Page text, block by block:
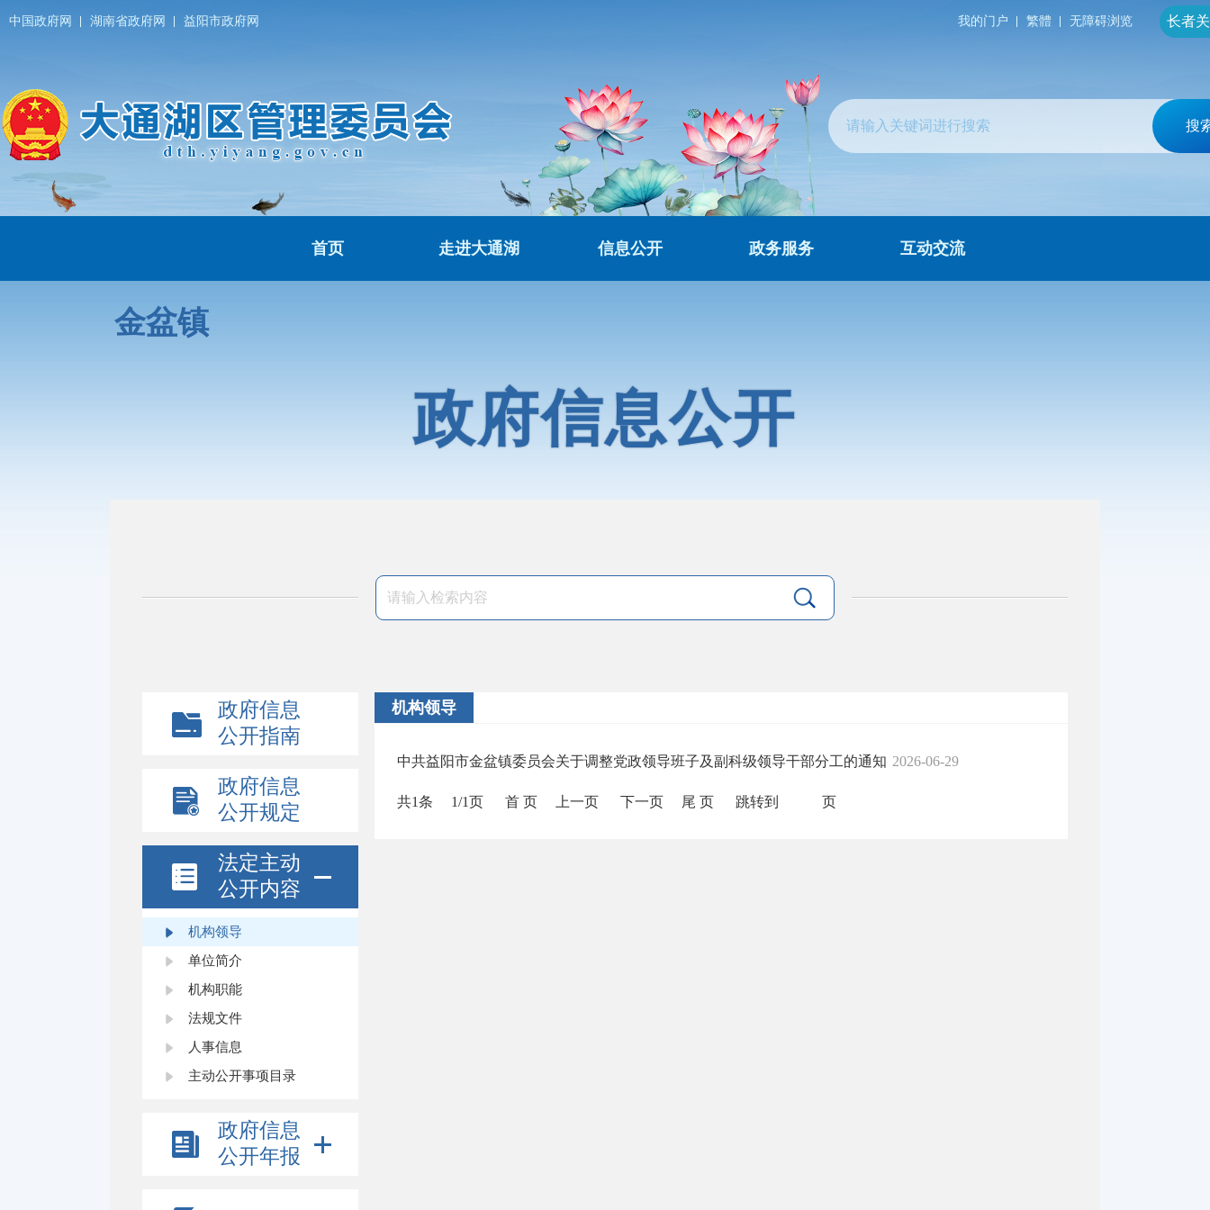
中国政府网 湖南省政府网 益阳市政府网 我的门户 繁體 无障碍浏览 长者
搜
首页 走进大通湖 信息公开 政务服务 互动交流
金盆镇
政府信息公开
政府信息
公开指南
政府信息
公开规定
法定主动
公开内容
机构领导
单位简介
机构职能
法规文件
人事信息
主动公开事项目录
政府信息
公开年报
机构领导
中共益阳市金盆镇委员会关于调整党政领导班子及副科级领导干部分工的通知 2026-06-29
共1条 1/1页 首 页 上一页 下一页 尾 页 跳转到 页